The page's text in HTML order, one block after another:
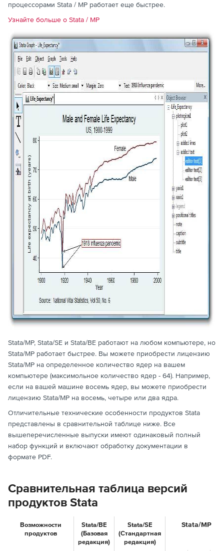
процессорами Stata / MP работает еще быстрее.
Узнайте больше о Stata / MP
Stata/MP, Stata/SE и Stata/BE работают на любом компьютере, но
Stata/MP работает быстрее. Вы можете приобрести лицензию
Stata/MP на определенное количество ядер на вашем
компьютере (максимольное количество ядер - 64). Например,
если на вашей машине восемь ядер, вы можете приобрести
лицензию Stata/MP на восемь, четыре или два ядра.
Отличительные технические особенности продуктов Stata
представлены в сравнительной таблице ниже. Все
вышеперечисленные выпуски имеют одинаковый полный
набор функций и включают обработку документации в
формате PDF.
Сравнительная таблица версий
продуктов Stata
Возможности
продуктов
Stata/BE
(Базовая
редакция)
Stata/SE
(Стандартная
редакция)
Stata/MP